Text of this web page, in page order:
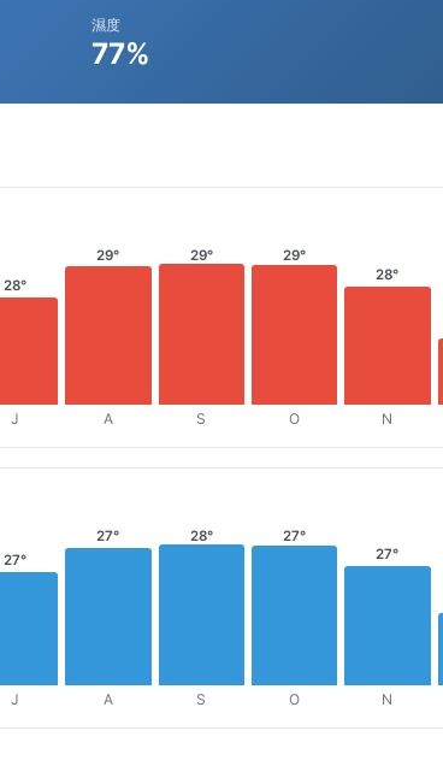
濕度
77%
28°
J
29°
A
29°
S
29°
O
28°
N
27°
J
27°
A
28°
S
27°
O
27°
N